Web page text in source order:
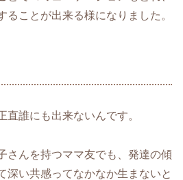
ることが出来る様になりました。
直誰にも出来ないんです。
さんを持つママ友でも、発達の傾
深い共感ってなかなか生まないと